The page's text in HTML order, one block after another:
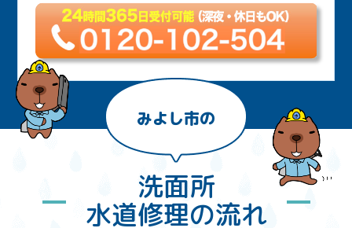
みよし市の
洗面所
水道修理の流れ